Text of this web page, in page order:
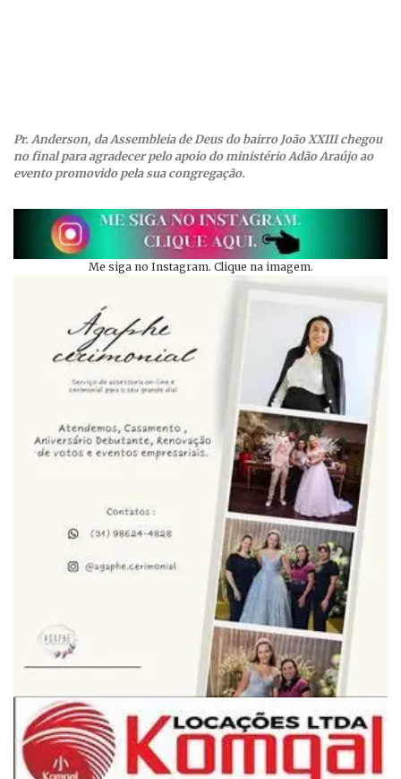
Pr. Anderson, da Assembleia de Deus do bairro João XXIII chegou
no final para agradecer pelo apoio do ministério Adão Araújo ao
evento promovido pela sua congregação.
Me siga no Instagram. Clique na imagem.